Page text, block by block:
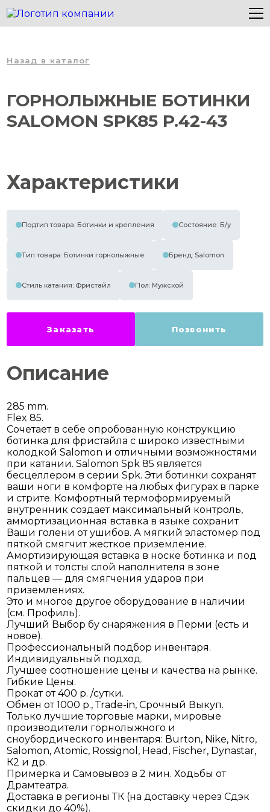
Назад в каталог
ГОРНОЛЫЖНЫЕ БОТИНКИ
SALOMON SPK85 P.42-43
Характеристики
Подтип товара: Ботинки и крепления Состояние: Б/у
Тип товара: Ботинки горнолыжные Бренд: Salomon
Стиль катания: Фристайл Пол: Мужской
Заказать Позвонить
Описание
285 mm.
Flex 85.
Сочетает в себе опробованную конструкцию
ботинка для фристайла с широко известными
колодкой Salomon и отличными возможностями
при катании. Salomon Spk 85 является
бесцеллером в серии Spk. Эти ботинки сохранят
ваши ноги в комфорте на любых фигурах в парке
и стрите. Комфортный термоформируемый
внутренник создает максимальный контроль,
аммортизационная вставка в языке сохранит
Ваши голени от ушибов. А мягкий эластомер под
пяткой смягчит жесткое приземление.
Амортизирующая вставка в носке ботинка и под
пяткой и толсты слой наполнителя в зоне
пальцев — для смягчения ударов при
приземлениях.
Это и многое другое оборудование в наличии
(см. Профиль).
Лучший Выбор бу снаряжения в Перми (есть и
новое).
Профессиональный подбор инвентаря.
Индивидуальный подход.
Лучшее соотношение цены и качества на рынке.
Гибкие Цены.
Прокат от 400 р. /сутки.
Обмен от 1000 р., Тrаdе-in, Срочный Выкуп.
Только лучшие торговые марки, мировые
производители горнолыжного и
сноубордического инвентаря: Вurtоn, Nikе, Nitrо,
Sаlоmоn, Аtоmiс, Rоssignоl, Неаd, Fisсhеr, Dynаstаr,
К2 и др.
Примерка и Самовывоз в 2 мин. Ходьбы от
Драмтеатра.
Доставка в регионы ТК (на доставку через Сдэк
скидки до 40%).